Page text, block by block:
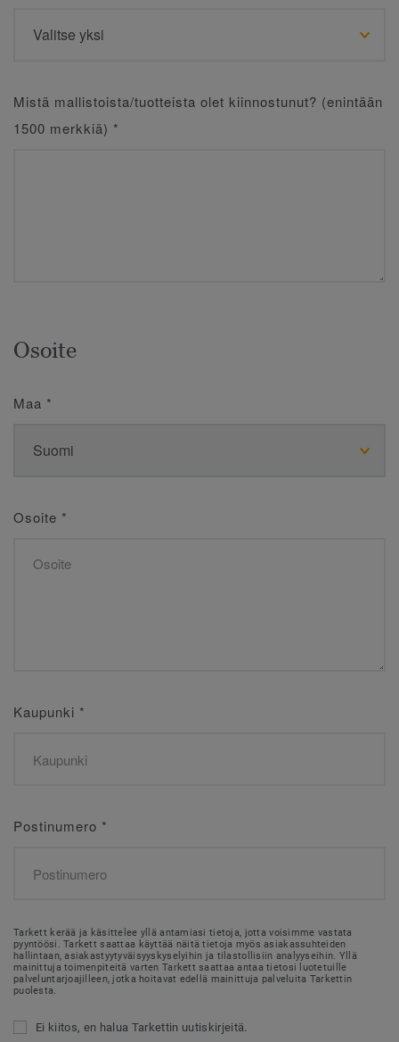
Mistä mallistoista/tuotteista olet kiinnostunut? (enintään
1500 merkkiä) *
Osoite
Maa *
Osoite *
Kaupunki *
Postinumero *
Tarkett kerää ja käsittelee yllä antamiasi tietoja, jotta voisimme vastata
pyyntöösi. Tarkett saattaa käyttää näitä tietoja myös asiakassuhteiden
hallintaan, asiakastyytyväisyyskyselyihin ja tilastollisiin analyyseihin. Yllä
mainittuja toimenpiteitä varten Tarkett saattaa antaa tietosi luotetuille
palveluntarjoajilleen, jotka hoitavat edellä mainittuja palveluita Tarkettin
puolesta.
Ei kiitos, en halua Tarkettin uutiskirjeitä.